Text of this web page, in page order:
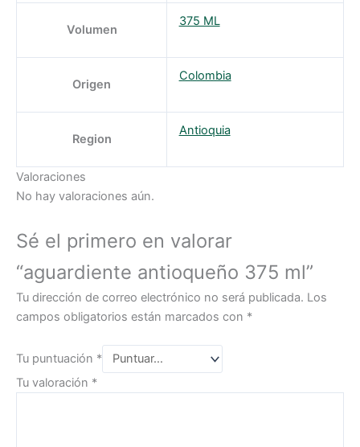
Volumen
375 ML
Origen
Colombia
Region
Antioquia
Valoraciones
No hay valoraciones aún.
Sé el primero en valorar
“aguardiente antioqueño 375 ml”
Tu dirección de correo electrónico no será publicada. Los
campos obligatorios están marcados con *
Tu puntuación *
Tu valoración *